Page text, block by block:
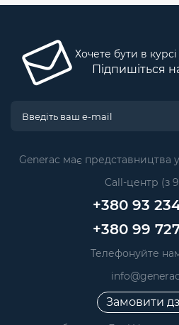
Хочете бути в
Підпишіться
Generac має представництва у
Call-центр (з 9
+380 93
+380 99
Телефонуйте
Замовити